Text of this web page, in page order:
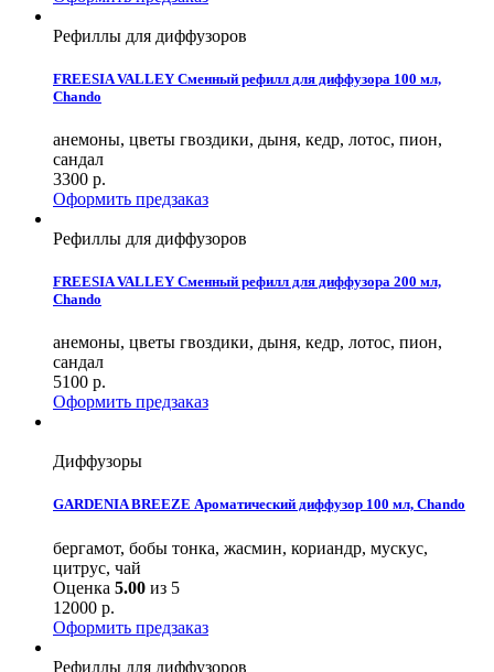
Рефиллы для диффузоров
FREESIA VALLEY Сменный рефилл для диффузора 100 мл,
Chando
анемоны, цветы гвоздики, дыня, кедр, лотос, пион,
сандал
3300 р.
Оформить предзаказ
Рефиллы для диффузоров
FREESIA VALLEY Сменный рефилл для диффузора 200 мл,
Chando
анемоны, цветы гвоздики, дыня, кедр, лотос, пион,
сандал
5100 р.
Оформить предзаказ
Диффузоры
GARDENIA BREEZE Ароматический диффузор 100 мл, Chando
бергамот, бобы тонка, жасмин, кориандр, мускус,
цитрус, чай
Оценка 5.00 из 5
12000 р.
Оформить предзаказ
Рефиллы для диффузоров